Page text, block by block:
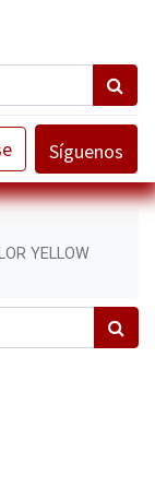
Síguenos
YELLOW